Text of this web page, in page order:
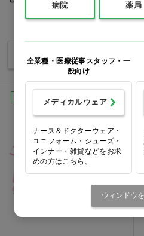
バリエーションを見る
病院 薬局
全業種・医療従事スタッフ・一
般向け
メディカルウェア
ナース＆ドクターウェア・
ユニフォーム・シューズ・
インナー・雑貨などをお求
めの方はこちら。
ウィンドウ